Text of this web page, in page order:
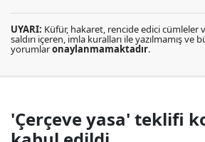
UYARI: Küfür, hakaret, rencide edici cümleler
saldırı içeren, imla kuralları ile yazılmamış ve
yorumlaronaylanmamaktadır.
'Çerçeve yasa' teklifi